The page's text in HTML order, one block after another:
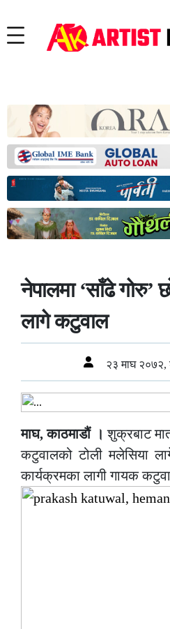
नेपालमा ‘साँढे गोरु’
लागे कटुवाल
२३ माघ २०७२,
माघ, काठमाडौं । शुक्रबाट
कटुवालको टोली मलेसिया
कार्यक्रमका लागी गायक